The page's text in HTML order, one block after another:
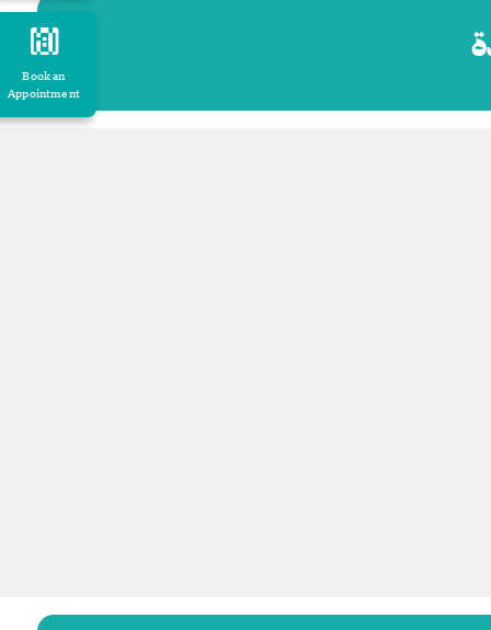
Book an
Appointment